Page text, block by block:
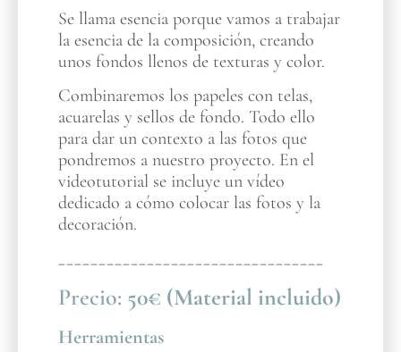
Se llama esencia porque vamos a trabajar
la esencia de la composición, creando
unos fondos llenos de texturas y color.
Combinaremos los papeles con telas,
acuarelas y sellos de fondo. Todo ello
para dar un contexto a las fotos que
pondremos a nuestro proyecto. En el
videotutorial se incluye un vídeo
dedicado a cómo colocar las fotos y la
decoración.
_________________________________
Precio: 50€ (Material incluido)
Herramientas